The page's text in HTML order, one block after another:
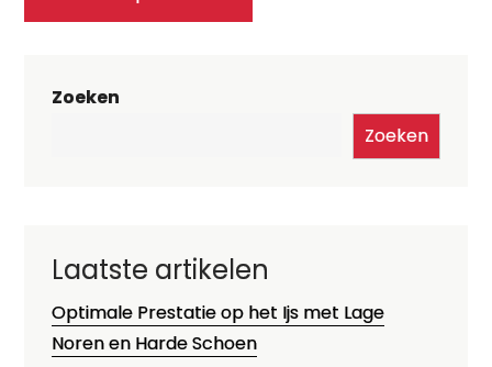
Zoeken
Zoeken
Laatste artikelen
Optimale Prestatie op het Ijs met Lage
Noren en Harde Schoen